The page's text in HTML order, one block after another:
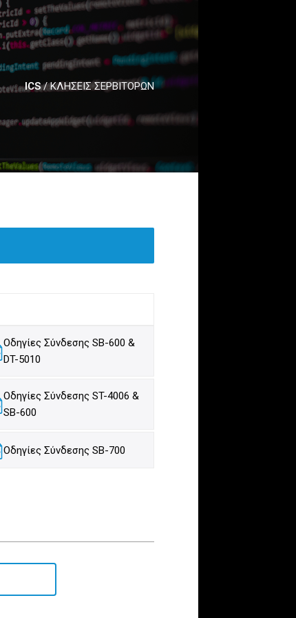
ICS/ΚΛΗΣΕΙΣ ΣΕΡΒΙΤΟΡΩΝ
Οδηγίες Σύνδεσης SB-600 &
DT-5010
Οδηγίες Σύνδεσης ST-4006 &
SB-600
Οδηγίες Σύνδεσης SB-700